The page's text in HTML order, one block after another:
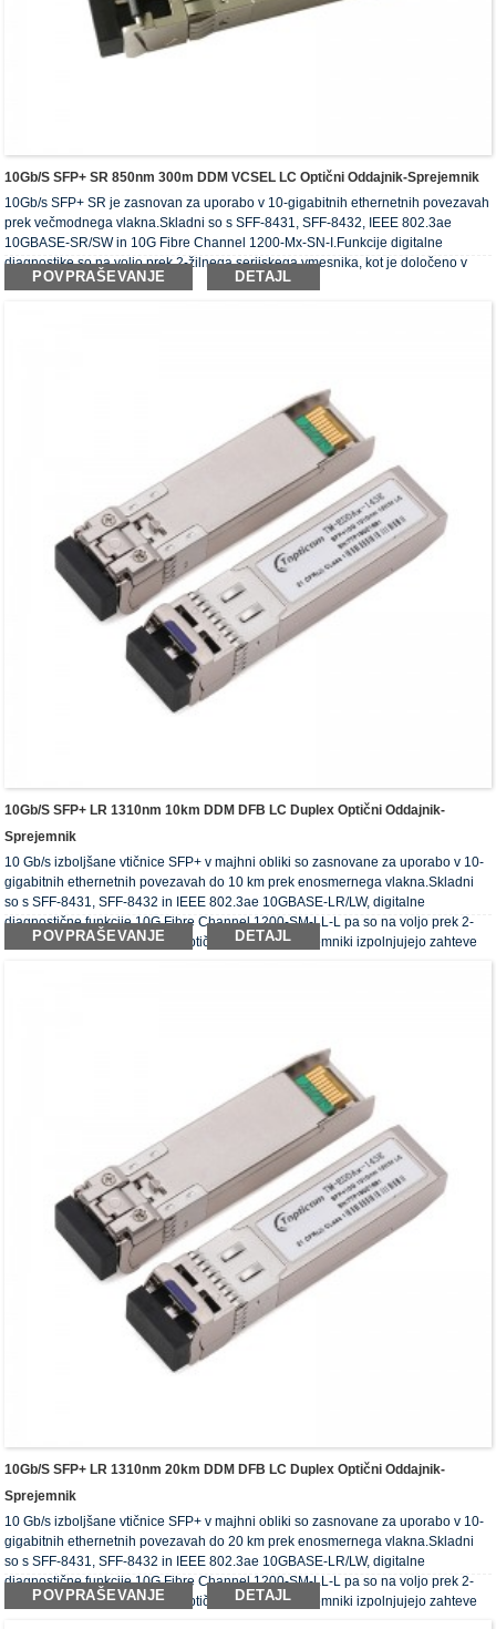
10Gb/s SFP+ SR 850nm 300m DDM VCSEL LC Optični Oddajnik-Sprejemnik
10Gb/s SFP+ SR je zasnovan za uporabo v 10-gigabitnih ethernetnih povezavah
prek večmodnega vlakna.Skladni so s SFF-8431, SFF-8432, IEEE 802.3ae
10GBASE-SR/SW in 10G Fibre Channel 1200-Mx-SN-I.Funkcije digitalne
diagnostike so na voljo prek 2-žilnega serijskega vmesnika, kot je določeno v
SFF-8472.
POVPRAŠEVANJE DETAJL
10Gb/s SFP+ LR 1310nm 10km DDM DFB LC Duplex Optični Oddajnik-
Sprejemnik
10 Gb/s izboljšane vtičnice SFP+ v majhni obliki so zasnovane za uporabo v 10-
gigabitnih ethernetnih povezavah do 10 km prek enosmernega vlakna.Skladni
so s SFF-8431, SFF-8432 in IEEE 802.3ae 10GBASE-LR/LW, digitalne
diagnostične funkcije 10G Fibre Channel 1200-SM-LL-L pa so na voljo prek 2-
žilnega serijskega vmesnika.Optični oddajniki-sprejemniki izpolnjujejo zahteve
POVPRAŠEVANJE DETAJL
10Gb/s SFP+ LR 1310nm 20km DDM DFB LC Duplex Optični Oddajnik-
Sprejemnik
10 Gb/s izboljšane vtičnice SFP+ v majhni obliki so zasnovane za uporabo v 10-
gigabitnih ethernetnih povezavah do 20 km prek enosmernega vlakna.Skladni
so s SFF-8431, SFF-8432 in IEEE 802.3ae 10GBASE-LR/LW, digitalne
diagnostične funkcije 10G Fibre Channel 1200-SM-LL-L pa so na voljo prek 2-
žilnega serijskega vmesnika.Optični oddajniki-sprejemniki izpolnjujejo zahteve
POVPRAŠEVANJE DETAJL